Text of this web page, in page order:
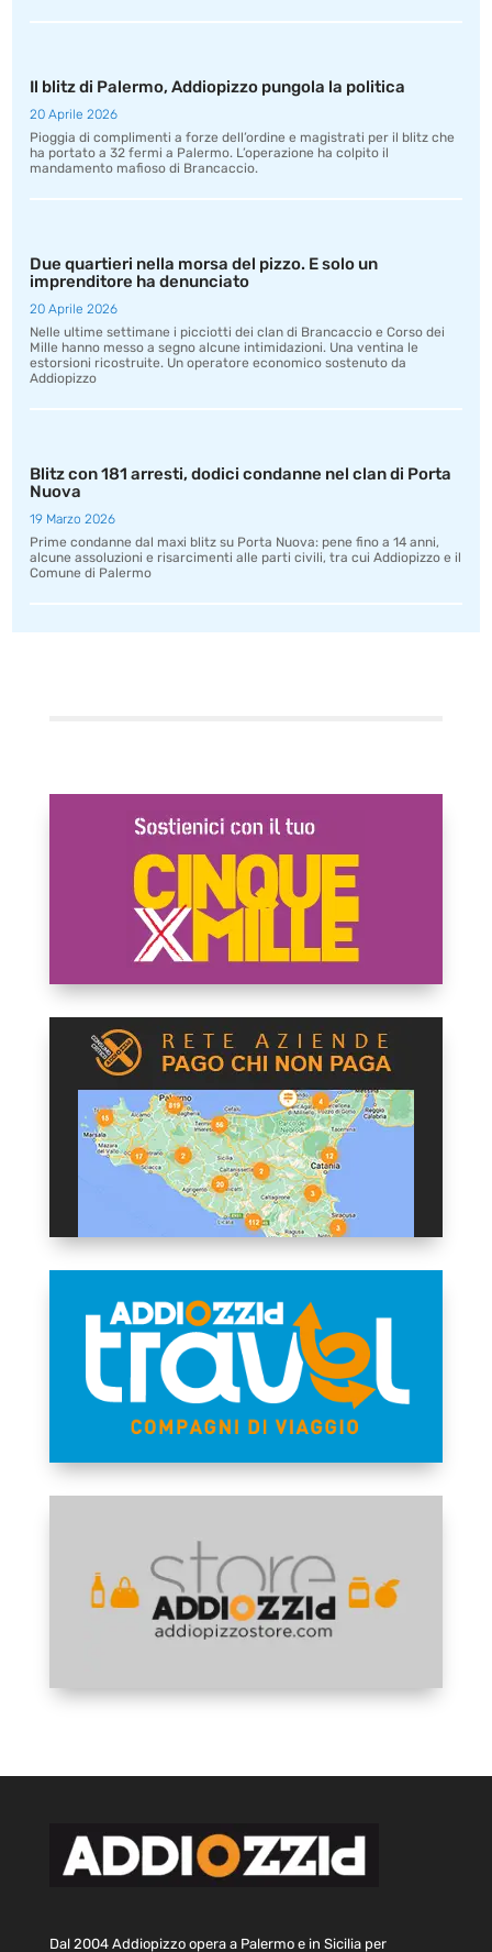
Il blitz di Palermo, Addiopizzo pungola la politica
20 Aprile 2026
Pioggia di complimenti a forze dell’ordine e magistrati per il blitz che
ha portato a 32 fermi a Palermo. L’operazione ha colpito il
mandamento mafioso di Brancaccio.
Due quartieri nella morsa del pizzo. E solo un
imprenditore ha denunciato
20 Aprile 2026
Nelle ultime settimane i picciotti dei clan di Brancaccio e Corso dei
Mille hanno messo a segno alcune intimidazioni. Una ventina le
estorsioni ricostruite. Un operatore economico sostenuto da
Addiopizzo
Blitz con 181 arresti, dodici condanne nel clan di Porta
Nuova
19 Marzo 2026
Prime condanne dal maxi blitz su Porta Nuova: pene fino a 14 anni,
alcune assoluzioni e risarcimenti alle parti civili, tra cui Addiopizzo e il
Comune di Palermo
Dal 2004 Addiopizzo opera a Palermo e in Sicilia per